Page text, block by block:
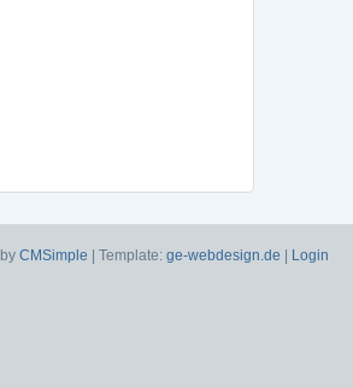
CMSimple | Template: ge-webdesign.de Login